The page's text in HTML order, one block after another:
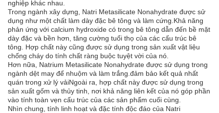
nghiệp khác nhau.
Trong ngành xây dựng, Natri Metasilicate Nonahydrate được sử
dụng như một chất làm dày đặc bê tông và làm cứng.Khả năng
phản ứng với calcium hydroxide có trong bê tông dẫn đến bề mặt
dày đặc và bền hơn, tăng cường tuổi thọ của các cấu trúc bê
tông. Hợp chất này cũng được sử dụng trong sản xuất vật liệu
chống cháy do tính chất ràng buộc tuyệt vời của nó.
Hơn nữa, Natrium Metasilicate Nonahydrate được sử dụng trong
ngành dệt may để nhuộm và làm trắng.đảm bảo kết quả nhất
quán trong xử lý vảiNgoài ra, hợp chất này được sử dụng trong
sản xuất gốm và thủy tinh, nơi khả năng liên kết của nó góp phần
vào tính toàn vẹn cấu trúc của các sản phẩm cuối cùng.
Nhìn chung, tính linh hoạt và đặc tính độc đáo của Natri